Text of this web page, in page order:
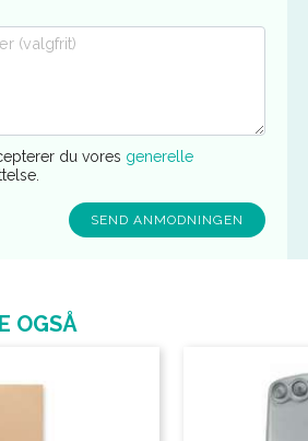
du vores generelle
OGSÅ